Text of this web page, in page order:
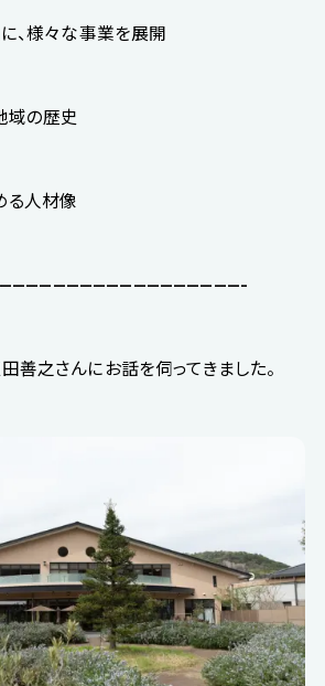
に、様々な事業を展開
域の歴史
る人材像
善之さんにお話を伺ってきました。